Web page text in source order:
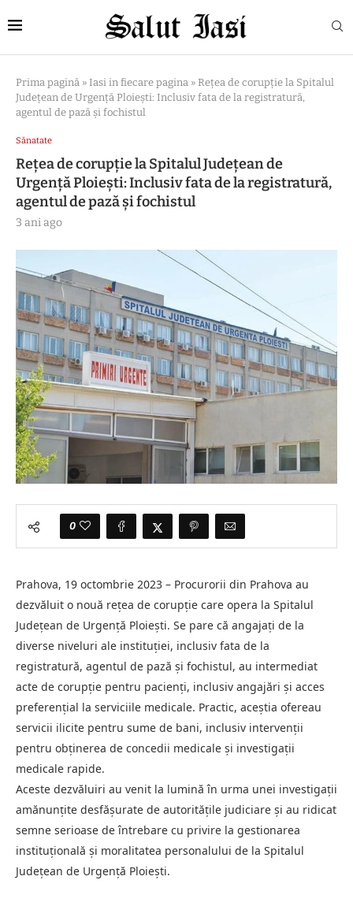
Prima pagină » Iasi in fiecare pagina » Rețea de corupție la Spitalul
Județean de Urgență Ploiești: Inclusiv fata de la registratură,
agentul de pază și fochistul
Sănatate
Rețea de corupție la Spitalul Județean de
Urgență Ploiești: Inclusiv fata de la registratură,
agentul de pază și fochistul
3 ani ago
0
Prahova, 19 octombrie 2023 – Procurorii din Prahova au
dezvăluit o nouă rețea de corupție care opera la Spitalul
Județean de Urgență Ploiești. Se pare că angajați de la
diverse niveluri ale instituției, inclusiv fata de la
registratură, agentul de pază și fochistul, au intermediat
acte de corupție pentru pacienți, inclusiv angajări și acces
preferențial la serviciile medicale. Practic, aceștia ofereau
servicii ilicite pentru sume de bani, inclusiv intervenții
pentru obținerea de concedii medicale și investigații
medicale rapide.
Aceste dezvăluiri au venit la lumină în urma unei investigații
amănunțite desfășurate de autoritățile judiciare și au ridicat
semne serioase de întrebare cu privire la gestionarea
instituțională și moralitatea personalului de la Spitalul
Județean de Urgență Ploiești.